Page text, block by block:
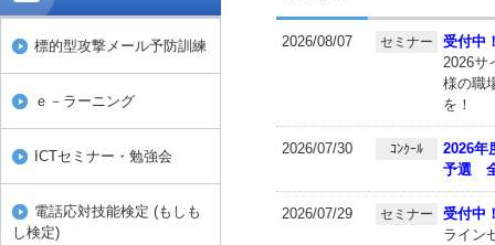
標的型攻撃メール予防訓練
ｅ－ラーニング
ICTセミナー・勉強会
電話応対技能検定 (もしも
し検定)
2026/08/07 セミナー
受付中
2026サ
様の職
を！
2026/07/30 ｺﾝｸｰﾙ
2026年
予選
2026/07/29 セミナー
受付中
ライン